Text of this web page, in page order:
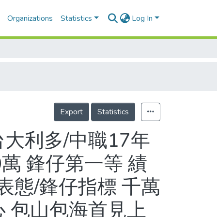
Organizations Statistics Log In
Export Statistics
利多/中職17年
鋒仔第一等 績
態/鋒仔指標 千萬
包山包海首見上